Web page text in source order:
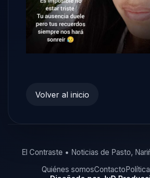
Volver al inicio
El Contraste • Noticias de Pasto,
Quiénes somosContacto